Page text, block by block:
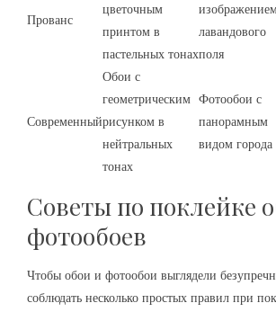
Прованс
цветочным
принтом в
пастельных тонах
лавандового
поля
Современный
Обои с
геометрическим
рисунком в
нейтральных
тонах
Фотообои с
панорамным
видом города
Советы по поклейке
фотообоев
Чтобы обои и фотообои выглядели
соблюдать несколько простых правил при